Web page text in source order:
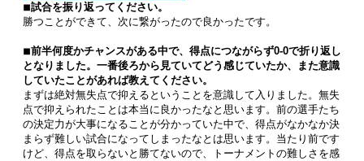
◾︎試合を振り返ってください。
勝つことができて、次に繋がったので良かったです。
◾︎前半何度かチャンスがある中で、得点につながらず0-0で折り返し
となりました。一番後ろから見ていてどう感じていたか、また意識
していたことがあれば教えてください。
まずは絶対無失点で抑えるということを意識して入りました。無失
点で抑えられたことは本当に良かったなと思います。前の選手たち
の決定力が大事になることが分かっていた中で、得点がなかなか決
まらず難しい試合になってしまったなとは思います。当たり前です
けど、得点を取らないと勝てないので、トーナメントの難しさを感